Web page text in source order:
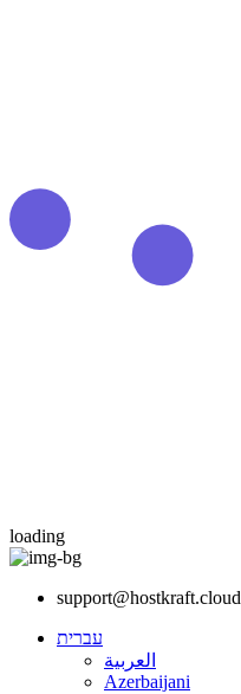
loading
support@hostkraft.cloud
עברית
العربية
Azerbaijani